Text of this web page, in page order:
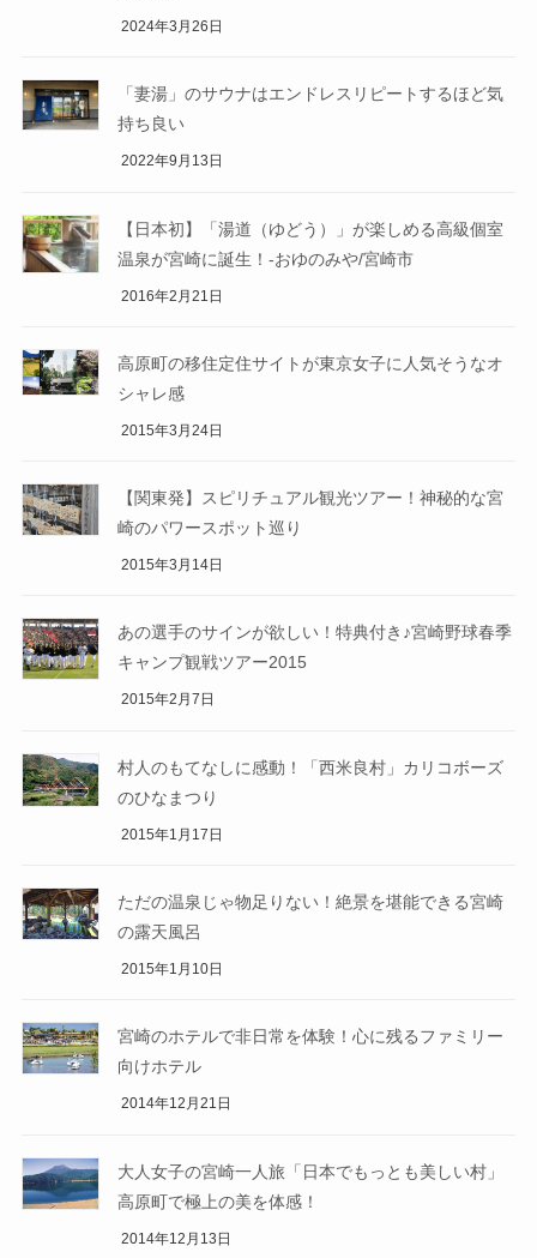
2024年3月26日
「妻湯」のサウナはエンドレスリピートするほど気
持ち良い
2022年9月13日
【日本初】「湯道（ゆどう）」が楽しめる高級個室
温泉が宮崎に誕生！-おゆのみや/宮崎市
2016年2月21日
高原町の移住定住サイトが東京女子に人気そうなオ
シャレ感
2015年3月24日
【関東発】スピリチュアル観光ツアー！神秘的な宮
崎のパワースポット巡り
2015年3月14日
あの選手のサインが欲しい！特典付き♪宮崎野球春季
キャンプ観戦ツアー2015
2015年2月7日
村人のもてなしに感動！「西米良村」カリコボーズ
のひなまつり
2015年1月17日
ただの温泉じゃ物足りない！絶景を堪能できる宮崎
の露天風呂
2015年1月10日
宮崎のホテルで非日常を体験！心に残るファミリー
向けホテル
2014年12月21日
大人女子の宮崎一人旅「日本でもっとも美しい村」
高原町で極上の美を体感！
2014年12月13日